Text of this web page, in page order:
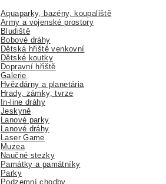
Aquaparky, bazény, koupaliště
Army a vojenské prostory
Bludiště
Bobové dráhy
Dětská hřiště venkovní
Dětské koutky
Dopravní hřiště
Galerie
Hvězdárny a planetária
Hrady, zámky, tvrze
In-line dráhy
Jeskyně
Lanové parky
Lanové dráhy
Laser Game
Muzea
Naučné stezky
Památky a památníky
Parky
Podzemní chodby